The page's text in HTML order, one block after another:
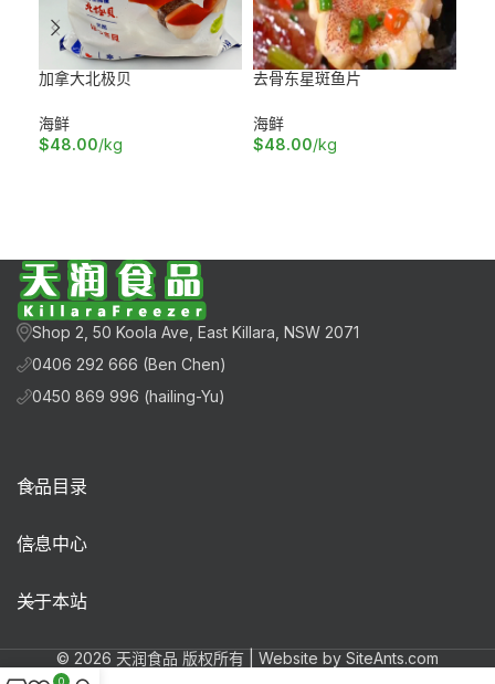
加拿大北极贝
海鲜
$48.00/kg
去骨东星斑鱼片
海鲜
$48.00/kg
Shop 2, 50 Koola Ave, East Killara, NSW 2071
0406 292 666 (Ben Chen)
0450 869 996 (hailing-Yu)
食品目录
信息中心
关于本站
© 2026 天润食品 版权所有 | Website by SiteAnts.com
0